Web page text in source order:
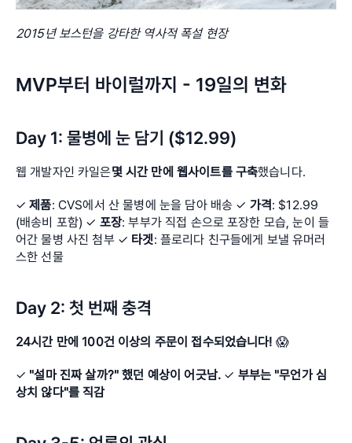
2015년 보스턴을 강타한 역사적 폭설 현장
MVP부터 바이럴까지 - 19일의 변화
Day 1: 물병에 눈 담기 ($12.99)
웹 개발자인 카일은몇 시간 만에 웹사이트를 구축했습니다.
✓ 제품: CVS에서 산 물병에 눈을 담아 배송 ✓ 가격 : $12.99
(배송비 포함) ✓ 포장: 부부가 직접 손으로 포장한 모습, 눈이 들
어간 물병 사진 첨부 ✓ 타겟: 플로리다 친구들에게 보낼 유머러
스한 선물
Day 2: 첫 번째 충격
24시간 만에 100건 이상의 주문이 접수되었습니다! 😱
✓ "설마 진짜 살까?" 했던 예상이 어긋남. ✓ 부부는 "무언가 심
상치 않다"를 직감